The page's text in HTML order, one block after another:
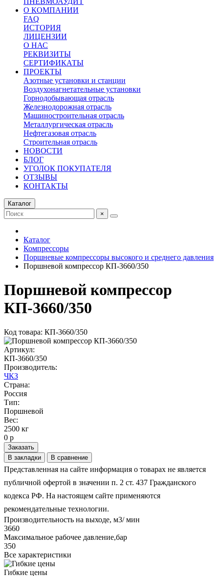
О КОМПАНИИ
FAQ
ИСТОРИЯ
ЛИЦЕНЗИИ
О НАС
РЕКВИЗИТЫ
СЕРТИФИКАТЫ
ПРОЕКТЫ
Азотные установки и станции
Воздухонагнетательные установки
Горнодобывающая отрасль
Железнодорожная отрасль
Машиностроительная отрасль
Металлургическая отрасль
Нефтегазовая отрасль
Строительная отрасль
НОВОСТИ
БЛОГ
УГОЛОК ПОКУПАТЕЛЯ
ОТЗЫВЫ
КОНТАКТЫ
Каталог
×
Каталог
Компрессоры
Поршневые компрессоры высокого и среднего давления
Поршневой компрессор КП-3660/350
Поршневой компрессор
КП-3660/350
Код товара: КП-3660/350
Артикул:
КП-3660/350
Производитель:
ЧКЗ
Страна:
Россия
Тип:
Поршневой
Вес:
2500 кг
0 р
Заказать
В закладки
В сравнение
Представленная на сайте информация о товарах не является
публичной офертой в значении п. 2 ст. 437 Гражданского
кодекса РФ. На настоящем сайте применяются
рекомендательные технологии.
Производительность на выходе, м3/ мин
3660
Максимальное рабочее давление,бар
350
Все характеристики
Гибкие цены